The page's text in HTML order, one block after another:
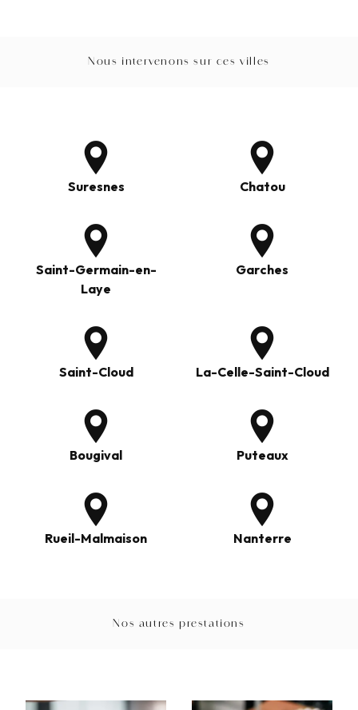
Nous intervenons sur ces villes
Suresnes Chatou
Saint-Germain-en-
Laye
Garches
Saint-Cloud La-Celle-Saint-Cloud
Bougival Puteaux
Rueil-Malmaison Nanterre
Nos autres prestations